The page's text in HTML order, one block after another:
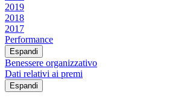
2019
2018
2017
Performance
Espandi
Benessere organizzativo
Dati relativi ai premi
Espandi